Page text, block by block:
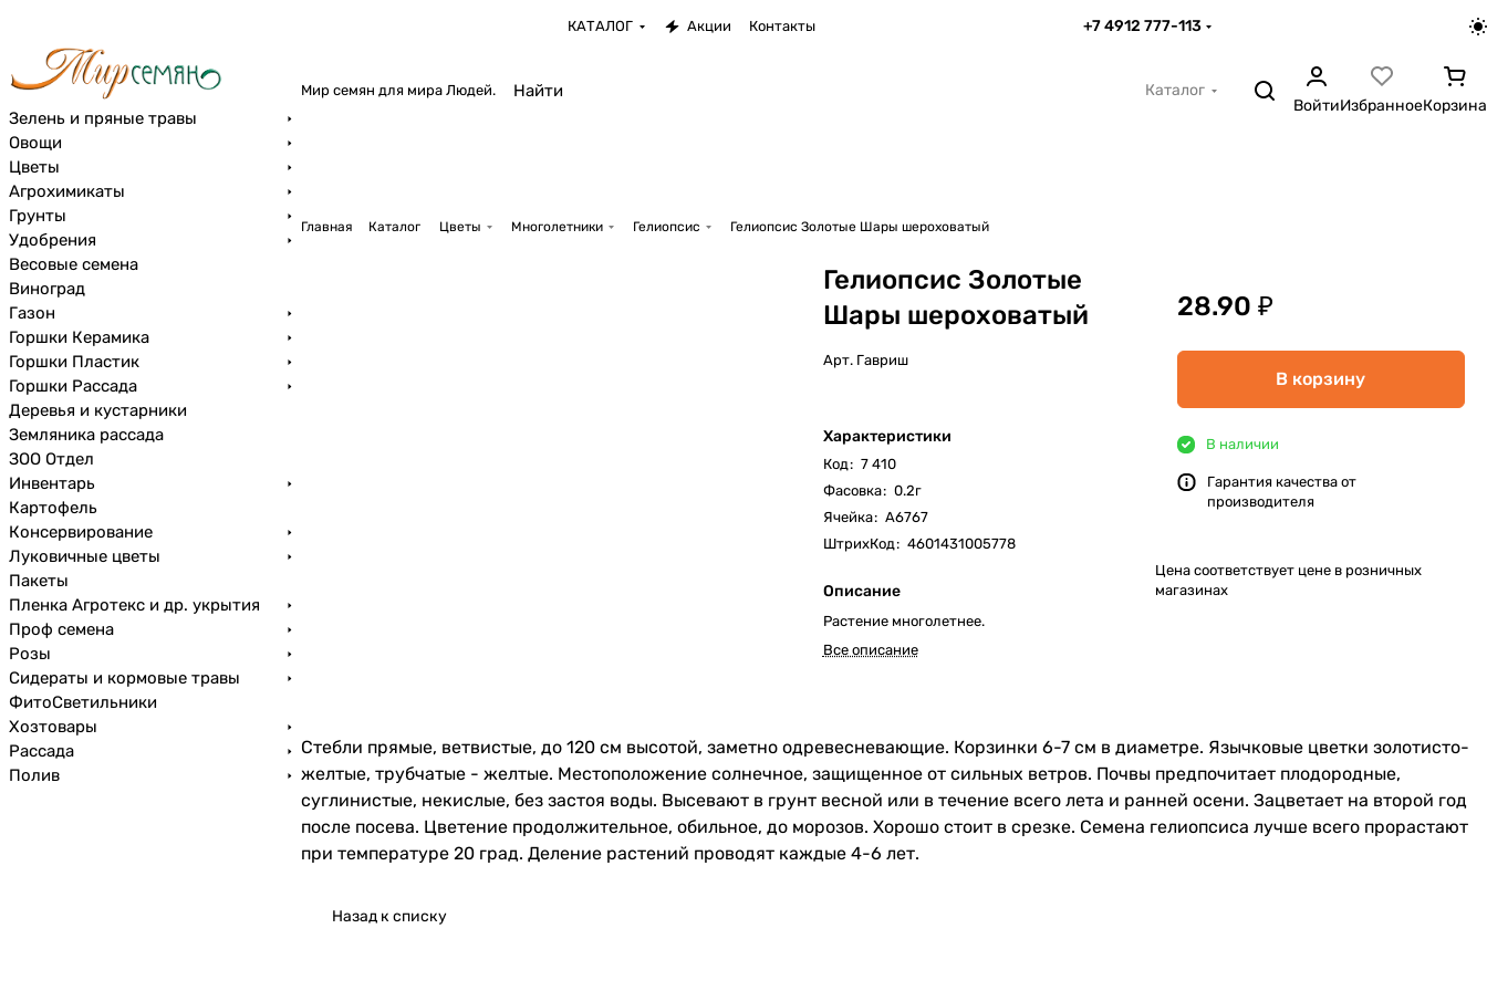
КАТАЛОГ Акции Контакты +7 4912 777-113
Мир семян для мира Людей.
Каталог
ВойтиИзбранноеКорзина
Главная Каталог Цветы Многолетники Гелиопсис Гелиопсис Золотые Шары шероховатый
Гелиопсис Золотые
Шары шероховатый
Арт. Гавриш
Характеристики
Код: 7 410
Фасовка: 0.2г
Ячейка: А6767
ШтрихКод: 4601431005778
Описание
Растение многолетнее.
Все описание
28.90 ₽
В корзину
В наличии
Гарантия качества от
производителя
Цена соответствует цене в розничных
магазинах
Стебли прямые, ветвистые, до 120 см высотой, заметно одревесневающие. Корзинки 6-7 см в диаметре. Язычковые цветки золотисто-
желтые, трубчатые - желтые. Местоположение солнечное, защищенное от сильных ветров. Почвы предпочитает плодородные,
суглинистые, некислые, без застоя воды. Высевают в грунт весной или в течение всего лета и ранней осени. Зацветает на второй год
после посева. Цветение продолжительное, обильное, до морозов. Хорошо стоит в срезке. Семена гелиопсиса лучше всего прорастают
при температуре 20 град. Деление растений проводят каждые 4-6 лет.
Назад к списку
Зелень и пряные травы
Овощи
Цветы
Агрохимикаты
Грунты
Удобрения
Весовые семена
Виноград
Газон
Горшки Керамика
Горшки Пластик
Горшки Рассада
Деревья и кустарники
Земляника рассада
ЗОО Отдел
Инвентарь
Картофель
Консервирование
Луковичные цветы
Пакеты
Пленка Агротекс и др. укрытия
Проф семена
Розы
Сидераты и кормовые травы
ФитоСветильники
Хозтовары
Рассада
Полив